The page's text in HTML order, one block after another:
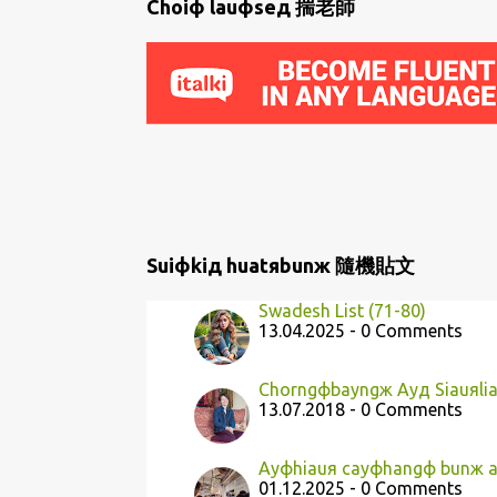
P
o
s
Choiф lauфseд 揣老師
Suiфkiд huatяbunж 隨機貼文
Swadesh List (71-80)
13.04.2025 - 0 Comments
Chorngфbayngж Ayд
13.07.2018 - 0 Comments
Ayфhiauя cayфhangф bunж
01.12.2025 - 0 Comments